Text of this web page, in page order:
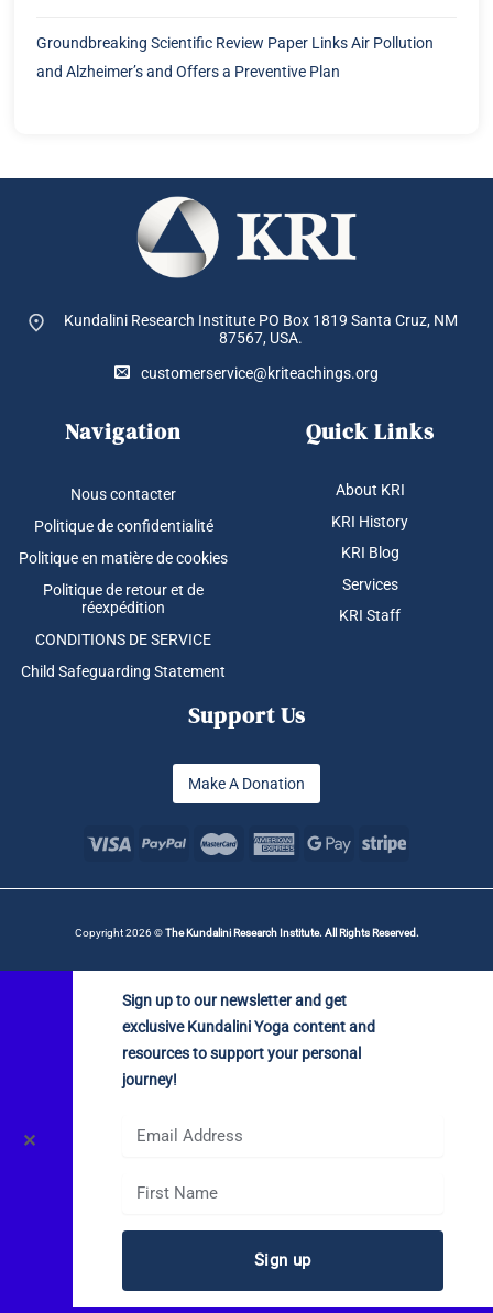
Groundbreaking Scientific Review Paper Links Air Pollution
and Alzheimer’s and Offers a Preventive Plan
Kundalini Research Institute PO Box 1819 Santa Cruz, NM
87567, USA.
customerservice@kriteachings.org
Navigation
Nous contacter
Politique de confidentialité
Politique en matière de cookies
Politique de retour et de
réexpédition
CONDITIONS DE SERVICE
Child Safeguarding Statement
Quick Links
About KRI
KRI History
KRI Blog
Services
KRI Staff
Support Us
Make A Donation
Copyright 2026 ©The Kundalini Research Institute. All Rights Reserved.
✕
Sign up to our newsletter and get
exclusive Kundalini Yoga content and
resources to support your personal
journey!
Sign up